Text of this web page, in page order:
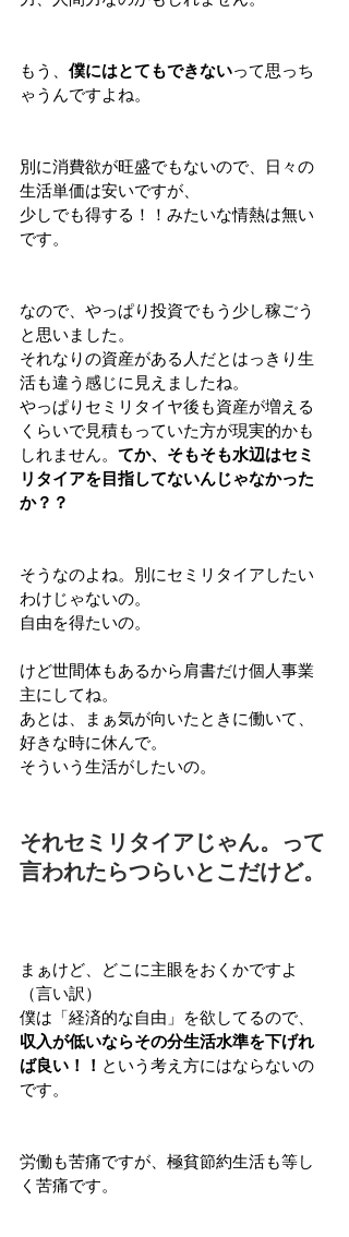
もう、 僕にはとてもできないって思っち
ゃうんですよね。
別に消費欲が旺盛でもないので、日々の
生活単価は安いですが、
少しでも得する！！みたいな情熱は無い
です。
なので、やっぱり投資でもう少し稼ごう
と思いました。
それなりの資産がある人だとはっきり生
活も違う感じに見えましたね。
やっぱりセミリタイヤ後も資産が増える
くらいで見積もっていた方が現実的かも
しれません。 てか、そもそも水辺はセミ
リタイアを目指してないんじゃなかった
か？？
そうなのよね。別にセミリタイアしたい
わけじゃないの。
自由を得たいの。
けど世間体もあるから肩書だけ個人事業
主にしてね。
あとは、まぁ気が向いたときに働いて、
好きな時に休んで。
そういう生活がしたいの。
それセミリタイアじゃん。って
言われたらつらいとこだけど。
まぁけど、どこに主眼をおくかですよ
（言い訳）
僕は「経済的な自由」を欲してるので、
収入が低いならその分生活水準を下げれ
ば良い！！ という考え方にはならないの
です。
労働も苦痛ですが、極貧節約生活も等し
く苦痛です。